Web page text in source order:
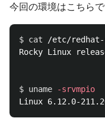
今回の環境はこちら
$ cat /etc/redhat-
Rocky Linux
$ uname
-srvmpio
Linux 6.12.0-